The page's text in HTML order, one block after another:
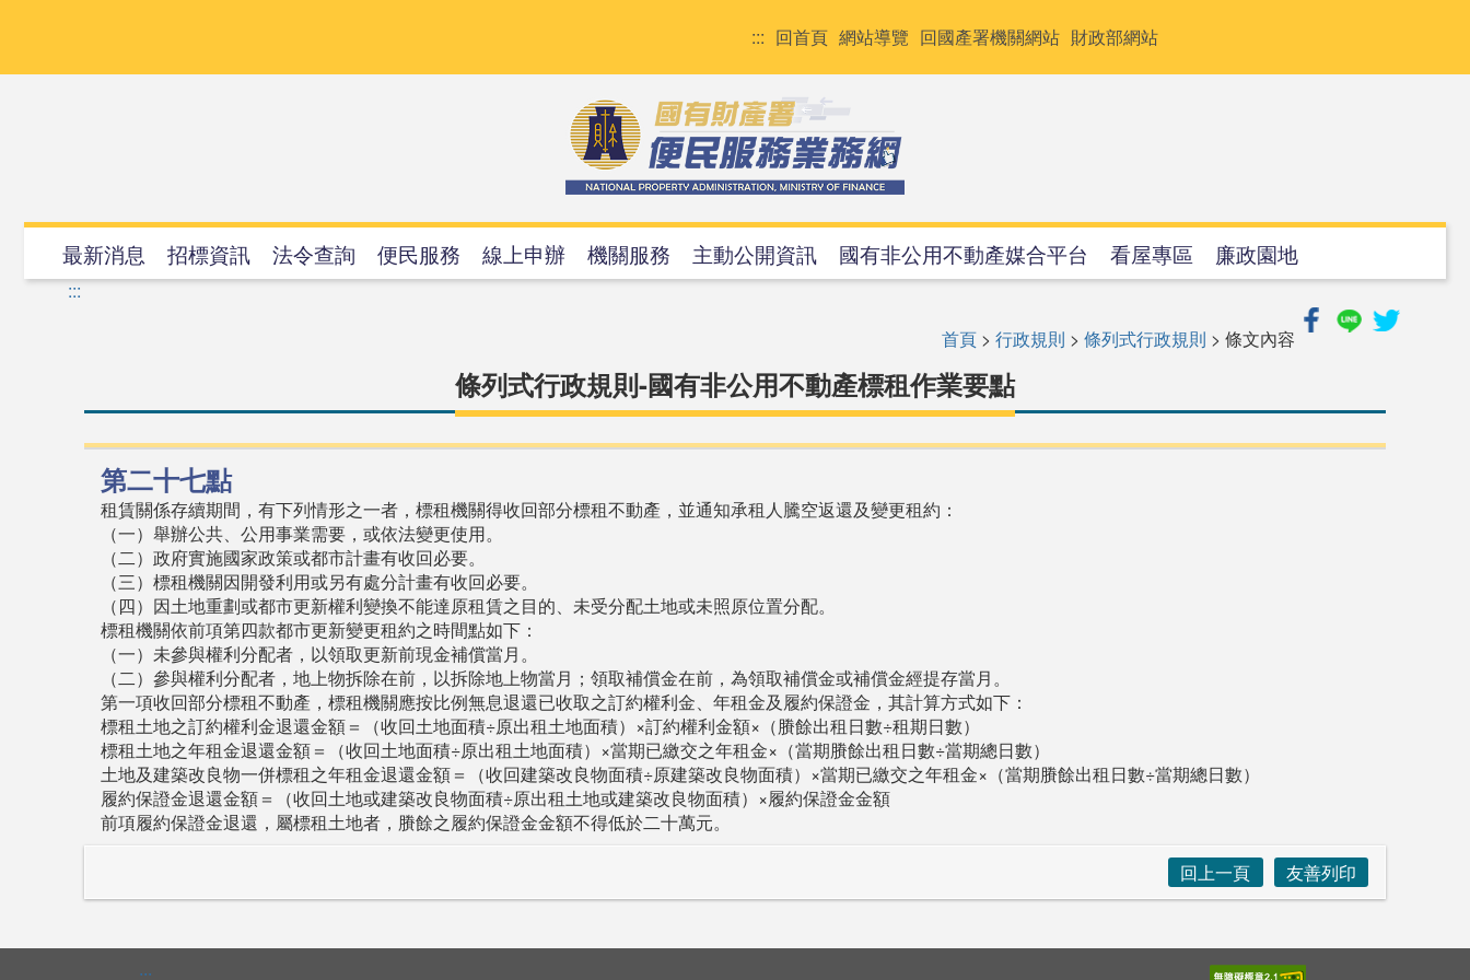
要
::: 回首頁 網站導覽 回國產署機關網站 財政部網站
最新消息 招標資訊 法令查詢 便民服務 線上申辦 機關服務 主動公開資訊 國有非公用不動產媒合平台 看屋專區 廉政園地
:::
首頁 > 行政規則 > 條列式行政規則 > 條文內容
條列式行政規則-國有非公用不動產標租作業要點
第二十七點
租賃關係存續期間，有下列情形之一者，標租機關得收回部分標租不動產，並通知承租人騰空返還及變更租約：
（一）舉辦公共、公用事業需要，或依法變更使用。
（二）政府實施國家政策或都市計畫有收回必要。
（三）標租機關因開發利用或另有處分計畫有收回必要。
（四）因土地重劃或都市更新權利變換不能達原租賃之目的、未受分配土地或未照原位置分配。
標租機關依前項第四款都市更新變更租約之時間點如下：
（一）未參與權利分配者，以領取更新前現金補償當月。
（二）參與權利分配者，地上物拆除在前，以拆除地上物當月；領取補償金在前，為領取補償金或補償金經提存當月。
第一項收回部分標租不動產，標租機關應按比例無息退還已收取之訂約權利金、年租金及履約保證金，其計算方式如下：
標租土地之訂約權利金退還金額＝（收回土地面積÷原出租土地面積）×訂約權利金額×（賸餘出租日數÷租期日數）
標租土地之年租金退還金額＝（收回土地面積÷原出租土地面積）×當期已繳交之年租金×（當期賸餘出租日數÷當期總日數）
土地及建築改良物一併標租之年租金退還金額＝（收回建築改良物面積÷原建築改良物面積）×當期已繳交之年租金×（當期賸餘出租日數÷當期總日數）
履約保證金退還金額＝（收回土地或建築改良物面積÷原出租土地或建築改良物面積）×履約保證金金額
前項履約保證金退還，屬標租土地者，賸餘之履約保證金金額不得低於二十萬元。
回上一頁
友善列印